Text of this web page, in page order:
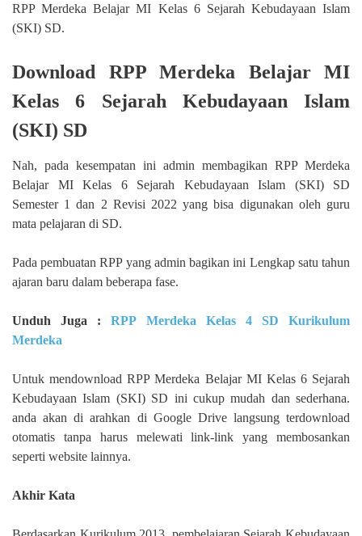
RPP Merdeka Belajar MI Kelas 6 Sejarah Kebudayaan Islam
(SKI) SD.
Download RPP Merdeka Belajar MI
Kelas 6 Sejarah Kebudayaan Islam
(SKI) SD
Nah, pada kesempatan ini admin membagikan RPP Merdeka
Belajar MI Kelas 6 Sejarah Kebudayaan Islam (SKI) SD
Semester 1 dan 2 Revisi 2022 yang bisa digunakan oleh guru
mata pelajaran di SD.
Pada pembuatan RPP yang admin bagikan ini Lengkap satu tahun
ajaran baru dalam beberapa fase.
Unduh Juga :RPP Merdeka Kelas 4 SD Kurikulum
Merdeka
Untuk mendownload RPP Merdeka Belajar MI Kelas 6 Sejarah
Kebudayaan Islam (SKI) SD ini cukup mudah dan sederhana.
anda akan di arahkan di Google Drive langsung terdownload
otomatis tanpa harus melewati link-link yang membosankan
seperti website lainnya.
Akhir Kata